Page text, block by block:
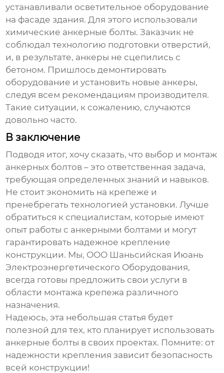
устанавливали осветительное оборудование
на фасаде здания. Для этого использовали
химические анкерные болты. Заказчик не
соблюдал технологию подготовки отверстий,
и, в результате, анкеры не сцепились с
бетоном. Пришлось демонтировать
оборудование и установить новые анкеры,
следуя всем рекомендациям производителя.
Такие ситуации, к сожалению, случаются
довольно часто.
В заключение
Подводя итог, хочу сказать, что выбор и монтаж
анкерных болтов – это ответственная задача,
требующая определенных знаний и навыков.
Не стоит экономить на крепеже и
пренебрегать технологией установки. Лучше
обратиться к специалистам, которые имеют
опыт работы с анкерными болтами и могут
гарантировать надежное крепление
конструкции. Мы, ООО Шаньсийская Июань
Электроэнергетического Оборудования,
всегда готовы предложить свои услуги в
области монтажа крепежа различного
назначения.
Надеюсь, эта небольшая статья будет
полезной для тех, кто планирует использовать
анкерные болты в своих проектах. Помните: от
надежности крепления зависит безопасность
всей конструкции!